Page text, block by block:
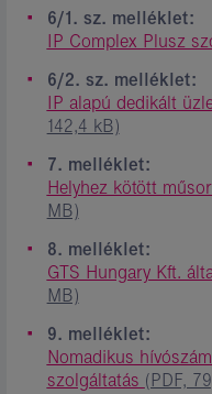
6/1. sz. melléklet:
IP Complex Plusz
6/2. sz. melléklet:
IP alapú dedikált
142,4 kB)
7. melléklet:
Helyhez kötött
MB)
8. melléklet:
GTS Hungary Kft.
MB)
9. melléklet:
Nomadikus
szolgáltatás (PDF,